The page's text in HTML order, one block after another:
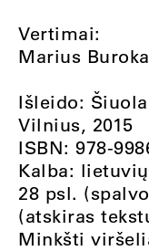
Vertimai:
Marius
Išleido:
Vilnius, 2015
ISBN: 978-
Kalba: lietuvių
28 psl.
(atskiras
Minkšti